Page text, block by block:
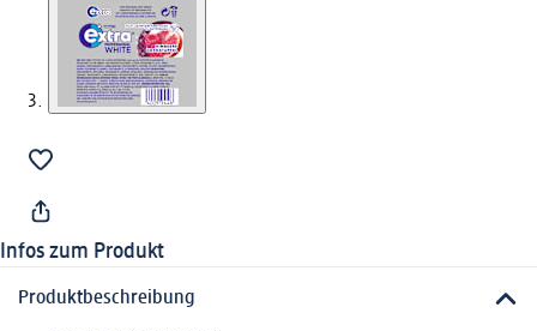
Infos zum Produkt
Produktbeschreibung